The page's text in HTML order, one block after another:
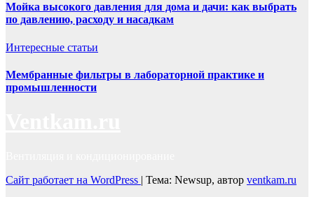
Мойка высокого давления для дома и дачи: как выбрать
по давлению, расходу и насадкам
Интересные статьи
Мембранные фильтры в лабораторной практике и
промышленности
Сайт работает на WordPress | Тема: Newsup, автор ventkam.ru